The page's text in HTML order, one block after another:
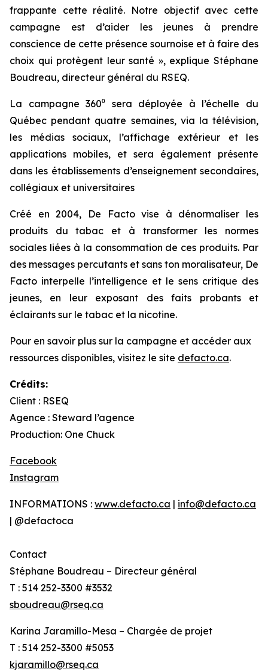
frappante cette réalité. Notre objectif avec cette
campagne est d’aider les jeunes à prendre
conscience de cette présence sournoise et à faire des
choix qui protègent leur santé », explique Stéphane
Boudreau, directeur général du RSEQ.
La campagne 360⁰ sera déployée à l’échelle du
Québec pendant quatre semaines, via la télévision,
les médias sociaux, l’affichage extérieur et les
applications mobiles, et sera également présente
dans les établissements d’enseignement secondaires,
collégiaux et universitaires
Créé en 2004, De Facto vise à dénormaliser les
produits du tabac et à transformer les normes
sociales liées à la consommation de ces produits. Par
des messages percutants et sans ton moralisateur, De
Facto interpelle l’intelligence et le sens critique des
jeunes, en leur exposant des faits probants et
éclairants sur le tabac et la nicotine.
Pour en savoir plus sur la campagne et accéder aux
ressources disponibles, visitez le site defacto.ca.
Crédits:
Client : RSEQ
Agence : Steward l’agence
Production: One Chuck
Facebook
Instagram
INFORMATIONS : www.defacto.ca | info@defacto.ca
| @defactoca
Contact
Stéphane Boudreau – Directeur général
T : 514 252-3300 #3532
sboudreau@rseq.ca
Karina Jaramillo-Mesa – Chargée de projet
T : 514 252-3300 #5053
kjaramillo@rseq.ca